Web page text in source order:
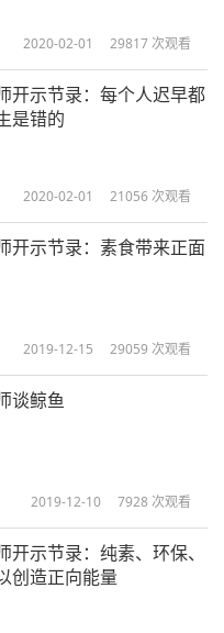
只是用各种美味健康
要有爱。要尽量付出
帝加持大家。
小孩。
内容，请搜寻「真爱
2020-02-01 29817 次观看
开示节录：每个人迟早都
是错的
2020-02-01 21056 次观看
开示节录：素食带来正面
2019-12-15 29059 次观看
谈鲸鱼
2019-12-10 7928 次观看
开示节录：纯素、环保、
创造正向能量